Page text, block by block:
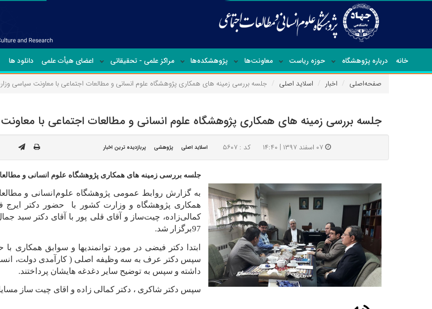
خانه درباره پژوهشگاه حوزه ریاست معاونت‌ها پژوهشکده‌ها مراکز علمی - تحقیقاتی اعضای هیأت علمی دانلود ها
صفحه‌اصلی اخبار اسلاید اصلی جلسه بررسی زمینه های همکاری پژوهشگاه علوم انسانی و مطالعات اجتماعی با معاونت سیاسی
جلسه بررسی زمینه های همکاری پژوهشگاه علوم انسانی و مطالعات اجتماعی با
۰۷ اسفند ۱۳۹۷ | ۱۴:۴۰ کد : ۵۶۰۷ اسلاید اصلی پژوهشی پربازدیده ترین اخبار
جلسه بررسی زمینه های همکاری پژوهشگاه علوم انسانی و
به گزارش روابط عمومی پژوهشگاه علوم‌انسانی و
همکاری پژوهشگاه و وزارت کشور با حضور دکتر ایرج
97برگزار شد
.
ابتدا دکتر فیضی در مورد توانمند‌یها و سوابق همکاری
سپس دکتر عرف به سه وظیفه اصلی ( کارآمدی دولت،
داشته و سپس به توضیح سایر دغدغه هایشان پرداختند.
سپس دکتر شاکری ، دکتر کمالی زاده و اقای چیت ساز مسایل